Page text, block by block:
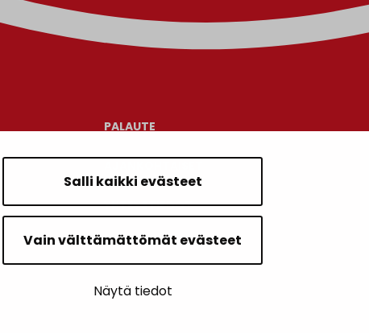
Salli kaikki evästeet
Vain välttämättömät evästeet
Näytä tiedot
PALAUTE
YHTEYSTIEDOT
KARTTAPALVELU